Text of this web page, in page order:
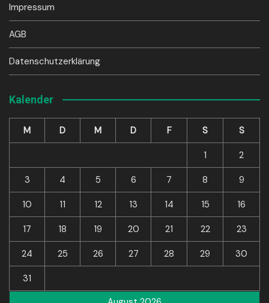
Impressum
AGB
Datenschutzerklärung
Kalender
M D M D F S S
1 2
3 4 5 6 7 8 9
10 11 12 13 14 15 16
17 18 19 20 21 22 23
24 25 26 27 28 29 30
31